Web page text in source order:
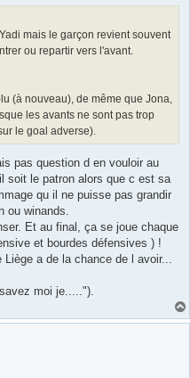
mais le garçon revient souvent
ou repartir vers l'avant.
(à nouveau), de même que Jona,
les avants ne sont pas trop
le goal adverse).
pas question d en vouloir au
soit le patron alors que c est sa
qu il ne puisse pas grandir
ou winands.
Et au final, ça se joue chaque
et bourdes défensives ) !
Liège a de la chance de l avoir...
moi je.....").